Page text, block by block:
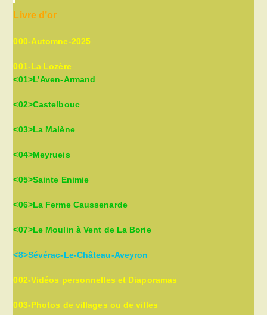
Livre d’or
000-Automne-2025
001-La Lozère
<01>L’Aven-Armand
<02>Castelbouc
<03>La Malène
<04>Meyrueis
<05>Sainte Enimie
<06>La Ferme Caussenarde
<07>Le Moulin à Vent de La Borie
<8>Sévérac-Le-Château-Aveyron
002-Vidéos personnelles et Diaporamas
003-Photos de villages ou de villes